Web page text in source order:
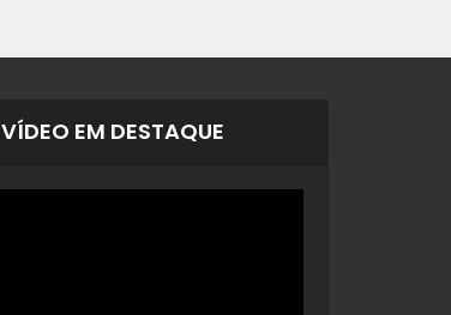
VÍDEO EM DESTAQUE